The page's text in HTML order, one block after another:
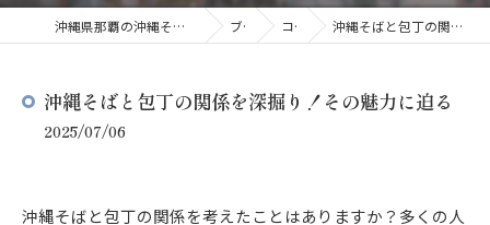
沖縄県那覇の沖縄そばならオキナワソバヤ ススル ブログ コラム 沖縄そばと包丁の関係を深掘り！その魅力に迫る
沖縄そばと包丁の関係を深掘り！その魅力に迫る
2025/07/06
沖縄そばと包丁の関係を考えたことはありますか？多くの人